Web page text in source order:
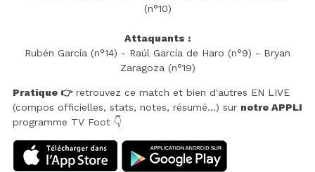
(n°10)
Attaquants :
Rubén García (n°14) - Raúl García de Haro (n°9) - Bryan
Zaragoza (n°19)
Pratique 👉retrouvez ce match et bien d'autres EN LIVE
(compos officielles, stats, notes, résumé...) sur notre APPLI
programme TV Foot 👇